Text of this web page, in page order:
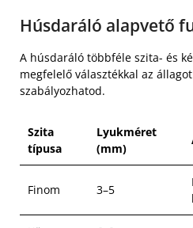
Húsdaráló alapvető
A húsdaráló többféle szita- és
megfelelő választékkal az
szabályozhatod.
Szita
típusa
Lyukméret
(mm)
Finom 3–5